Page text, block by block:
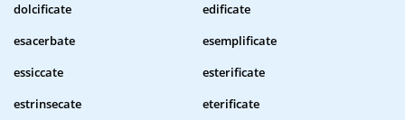
dolcificate
edificate
esacerbate
esemplificate
essiccate
esterificate
estrinsecate
eterificate